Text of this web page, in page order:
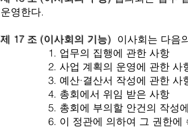
운영한다.
제 17 조 (이사회의 기능) 이사회는 다음
1. 업무의 집행에 관한 사항
2. 사업 계획의 운영에 관한 사
3. 예산·결산서 작성에 관한 사
4. 총회에서 위임 받은 사항
5. 총회에 부의할 안건의 작성에
6. 이 정관에 의하여 그 권한에